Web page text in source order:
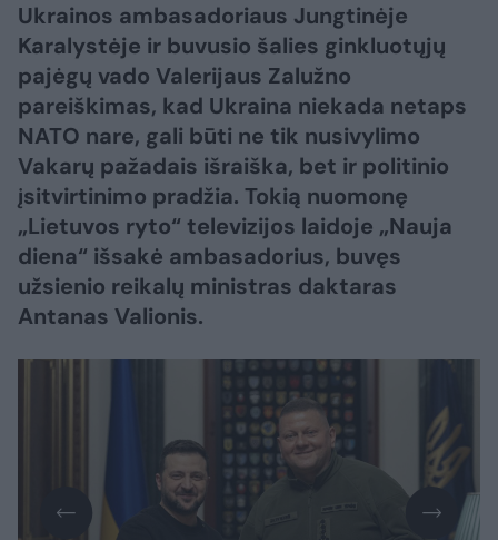
Ukrainos ambasadoriaus Jungtinėje
Karalystėje ir buvusio šalies ginkluotųjų
pajėgų vado Valerijaus Zalužno
pareiškimas, kad Ukraina niekada netaps
NATO nare, gali būti ne tik nusivylimo
Vakarų pažadais išraiška, bet ir politinio
įsitvirtinimo pradžia. Tokią nuomonę
„Lietuvos ryto“ televizijos laidoje „Nauja
diena“ išsakė ambasadorius, buvęs
užsienio reikalų ministras daktaras
Antanas Valionis.